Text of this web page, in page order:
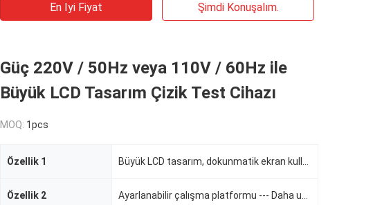
En Iyi Fiyat Şimdi Konuşalım.
Güç 220V / 50Hz veya 110V / 60Hz ile
Büyük LCD Tasarım Çizik Test Cihazı
MOQ: 1pcs
Özellik 1
Özellik 2